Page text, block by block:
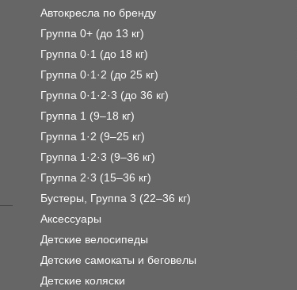
Автокресла по бренду
Группа 0+ (до 13 кг)
Группа 0·1 (до 18 кг)
Группа 0·1·2 (до 25 кг)
Группа 0·1·2·3 (до 36 кг)
Группа 1 (9–18 кг)
Группа 1·2 (9–25 кг)
Группа 1·2·3 (9–36 кг)
Группа 2·3 (15–36 кг)
Бустеры, Группа 3 (22–36 кг)
Аксессуары
Детские велосипеды
Детские самокаты и беговелы
Детские коляски